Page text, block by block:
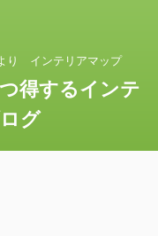
り インテリアマップ
得するインテ
グ